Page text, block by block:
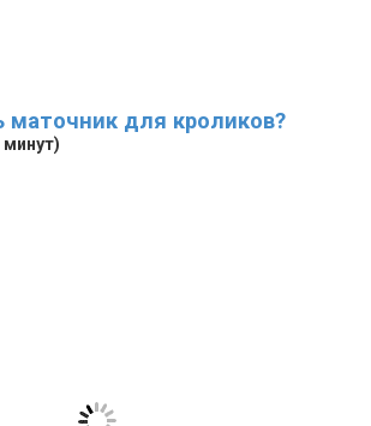
маточник для кроликов?
минут)